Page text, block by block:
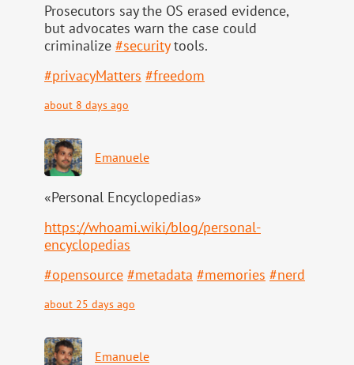
Prosecutors say the OS erased evidence,
but advocates warn the case could
criminalize #securitytools.
#privacyMatters #freedom
about 8 days ago
Emanuele
«Personal Encyclopedias»
https://whoami.wiki/blog/personal-
encyclopedias
#opensource #metadata #memories #nerd
about 25 days ago
Emanuele